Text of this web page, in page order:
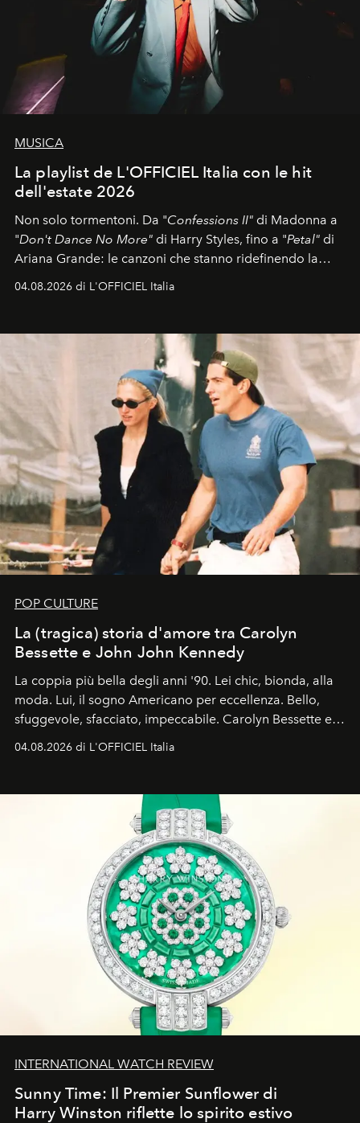
MUSICA
La playlist de L'OFFICIEL Italia con le hit
dell'estate 2026
Non solo tormentoni. Da "Confessions II" di Madonna a
"Don't Dance No More" di Harry Styles, fino a "Petal" di
Ariana Grande: le canzoni che stanno ridefinendo la
colonna sonora della stagione.
04.08.2026 di L'OFFICIEL Italia
POP CULTURE
La (tragica) storia d'amore tra Carolyn
Bessette e John John Kennedy
La coppia più bella degli anni '90. Lei chic, bionda, alla
moda. Lui, il sogno Americano per eccellenza. Bello,
sfuggevole, sfacciato, impeccabile. Carolyn Bessette e
John John Kennedy sono i protagonisti della storia
04.08.2026 di L'OFFICIEL Italia
INTERNATIONAL WATCH REVIEW
Sunny Time: Il Premier Sunflower di
Harry Winston riflette lo spirito estivo